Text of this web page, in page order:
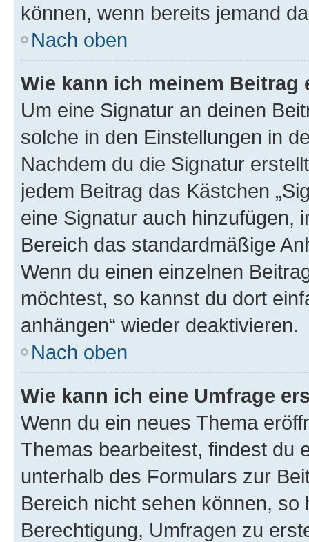
können, wenn bereits jemand
Nach oben
Wie kann ich meinem
Um eine Signatur an deinen
solche in den Einstellungen in
Nachdem du die Signatur
jedem Beitrag das Kästchen
eine Signatur auch hinzufügen,
Bereich das standardmäßige
Wenn du einen einzelnen
möchtest, so kannst du dort
anhängen“ wieder deaktivieren.
Nach oben
Wie kann ich eine Umfrage
Wenn du ein neues Thema
Themas bearbeitest, findest du
unterhalb des Formulars zur
Bereich nicht sehen können,
Berechtigung, Umfragen zu